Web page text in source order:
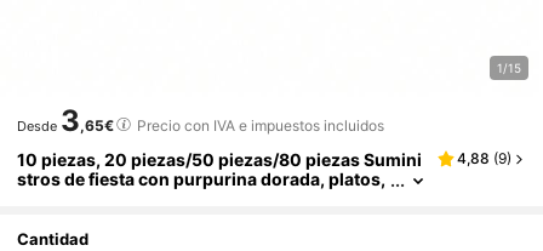
1/15
Desde 3,65€ Precio con IVA e impuestos incluidos
10 piezas, 20 piezas/50 piezas/80 piezas Sumini
stros de fiesta con purpurina dorada, platos,
mática dorada, suministros para cumpleaños feli
4,88 (9)
Cantidad